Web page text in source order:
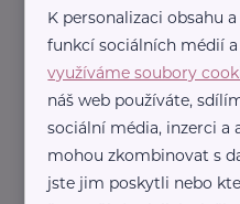
K personalizaci obsahu
funkcí sociálních médií
využíváme soubory
náš web používáte,
sociální média, inzerci a
mohou zkombinovat s
jste jim poskytli nebo